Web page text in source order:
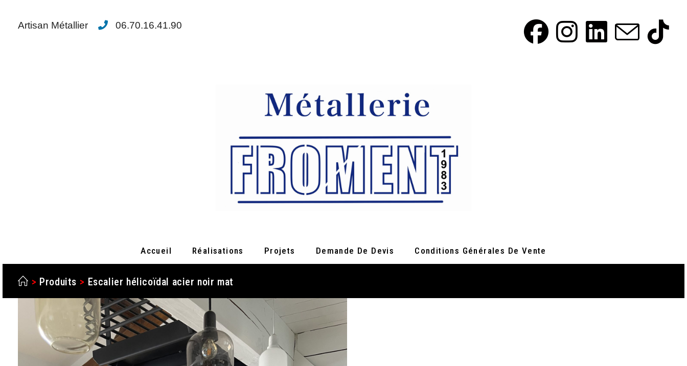
Artisan Métallier 06.70.16.41.90
Accueil Réalisations Projets Demande De Devis Conditions Générales De Vente
> Produits > Escalier hélicoïdal acier noir mat